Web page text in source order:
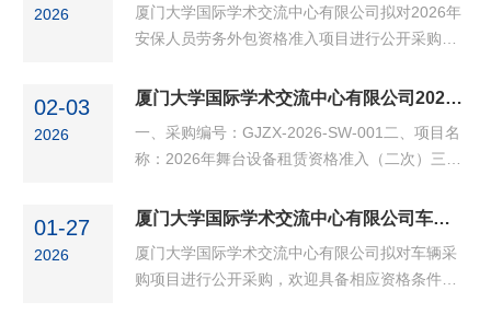
标(详见评分标准及定标原则)...
2026
厦门大学国际学术交流中心有限公司拟对2026年
安保人员劳务外包资格准入项目进行公开采购，
采购编号：GJZX-2026-RL-001二、项目名称：
点：厦门大学国际学术交流中心有限公司四、服
务时间：2026年度五、报名时间：2026年2月11
视为放弃竞标机会。六、投标截止和开标时间：
2026年2月12日上午9:30 七、...
02-03
2026
厦门大学国际学术交流中心有限公司2026年舞台设备租赁资格准入项目（二次）成交公告
一、采购编号：GJZX-2026-SW-001二、项目名
称：2026年舞台设备租赁资格准入（二次）三、
音阁文化传媒有限公司第二中标候选人：厦门市
01-27
2026
厦门大学国际学术交流中心有限公司车辆采购项目采购公告
厦门大学国际学术交流中心有限公司拟对车辆采
购项目进行公开采购，欢迎具备相应资格条件的